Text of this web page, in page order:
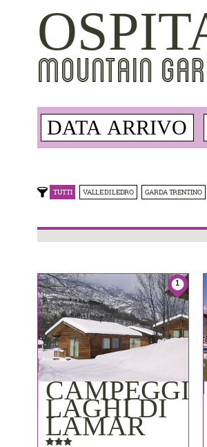
MOUNTAIN
TUTTI VALLE DI LEDRO GARDA TRENTINO
1
LAGHI DI
LAMAR
PRENOTA